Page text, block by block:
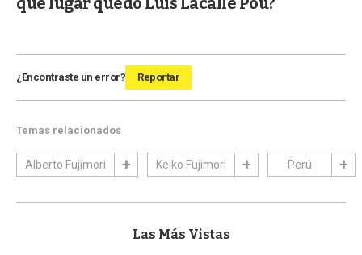
¿Encontraste un error? Reportar
Temas relacionados
Alberto Fujimori Keiko Fujimori Perú
Las Más Vistas